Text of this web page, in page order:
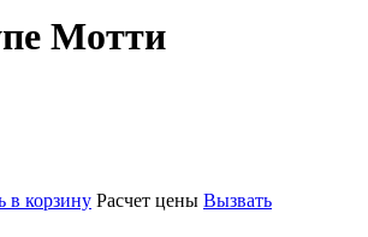
Мотти
в корзину Расчет цены Вызвать